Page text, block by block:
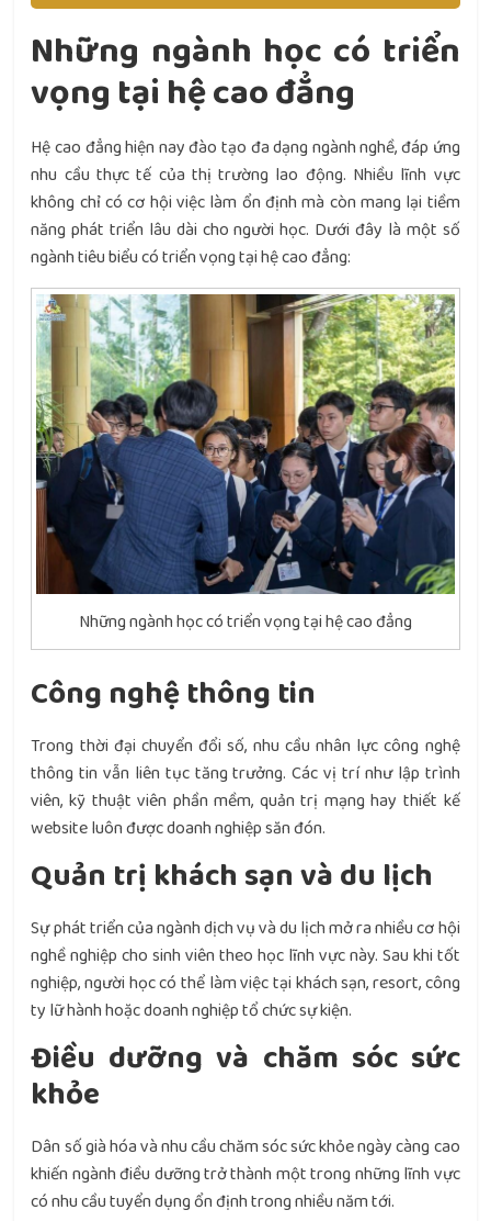
Những ngành học có triển
vọng tại hệ cao đẳng
Hệ cao đẳng hiện nay đào tạo đa dạng ngành nghề, đáp ứng
nhu cầu thực tế của thị trường lao động. Nhiều lĩnh vực
không chỉ có cơ hội việc làm ổn định mà còn mang lại tiềm
năng phát triển lâu dài cho người học. Dưới đây là một số
ngành tiêu biểu có triển vọng tại hệ cao đẳng:
Những ngành học có triển vọng tại hệ cao đẳng
Công nghệ thông tin
Trong thời đại chuyển đổi số, nhu cầu nhân lực công nghệ
thông tin vẫn liên tục tăng trưởng. Các vị trí như lập trình
viên, kỹ thuật viên phần mềm, quản trị mạng hay thiết kế
website luôn được doanh nghiệp săn đón.
Quản trị khách sạn và du lịch
Sự phát triển của ngành dịch vụ và du lịch mở ra nhiều cơ hội
nghề nghiệp cho sinh viên theo học lĩnh vực này. Sau khi tốt
nghiệp, người học có thể làm việc tại khách sạn, resort, công
ty lữ hành hoặc doanh nghiệp tổ chức sự kiện.
Điều dưỡng và chăm sóc sức
khỏe
Dân số già hóa và nhu cầu chăm sóc sức khỏe ngày càng cao
khiến ngành điều dưỡng trở thành một trong những lĩnh vực
có nhu cầu tuyển dụng ổn định trong nhiều năm tới.